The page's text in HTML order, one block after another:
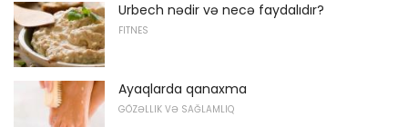
Urbech nədir və necə faydalıdır?
FITNES
Ayaqlarda qanaxma
GÖZƏLLIK VƏ SAĞLAMLIQ